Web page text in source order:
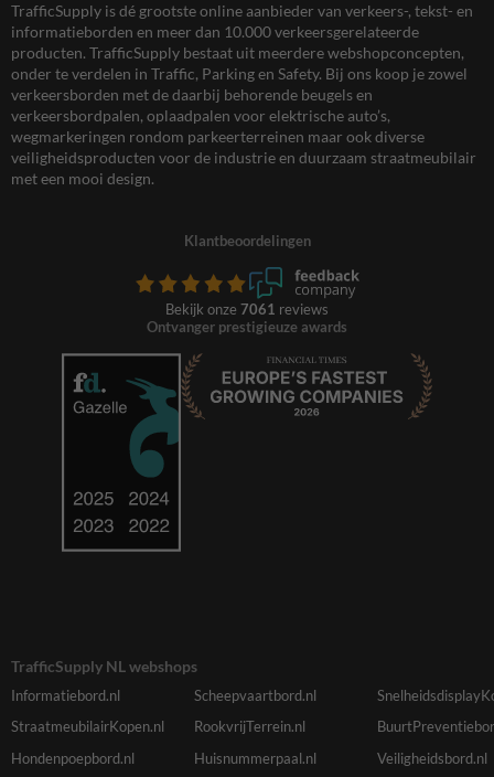
TrafficSupply is dé grootste online aanbieder van verkeers-, tekst- en
informatieborden en meer dan 10.000 verkeersgerelateerde
producten. TrafficSupply bestaat uit meerdere webshopconcepten,
onder te verdelen in Traffic, Parking en Safety. Bij ons koop je zowel
verkeersborden met de daarbij behorende beugels en
verkeersbordpalen, oplaadpalen voor elektrische auto’s,
wegmarkeringen rondom parkeerterreinen maar ook diverse
veiligheidsproducten voor de industrie en duurzaam straatmeubilair
met een mooi design.
Klantbeoordelingen
Bekijk onze 7061 reviews
Ontvanger prestigieuze awards
TrafficSupply NL webshops
Informatiebord.nl Scheepvaartbord.nl
StraatmeubilairKopen.nl
RookvrijTerrein.nl
Hondenpoepbord.nl
Huisnummerpaal.nl Veiligheidsbord.nl